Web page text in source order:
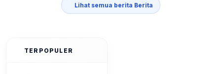
Lihat semua berita Berita
TERPOPULER